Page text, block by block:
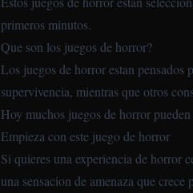
primeros minutos.
Que son los juegos de horror?
Los juegos de horror estan pensados
supervivencia, mientras que otros
Hoy muchos juegos de horror
Empieza con este juego de horror
Si quieres una experiencia de horror
una sensacion de amenaza que crece